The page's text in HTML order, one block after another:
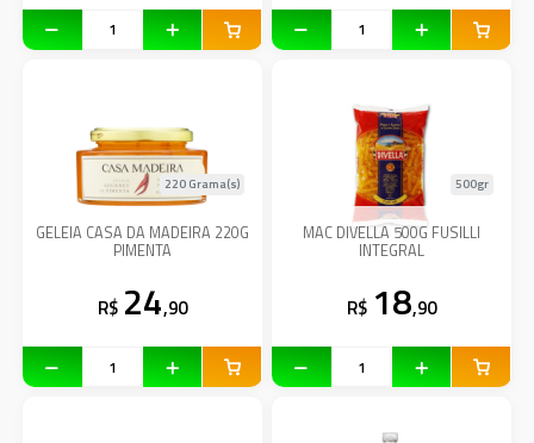
GELEIA CASA DA MADEIRA 220G
PIMENTA
220 Grama(s)
R$ 24,90
MAC DIVELLA 500G FUSILLI
INTEGRAL
500gr
R$ 18,90